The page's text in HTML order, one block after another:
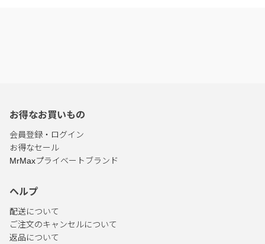
お得なお買いもの
会員登録・ログイン
お得なセール
MrMaxプライベートブランド
ヘルプ
配送について
ご注文のキャンセルについて
返品について